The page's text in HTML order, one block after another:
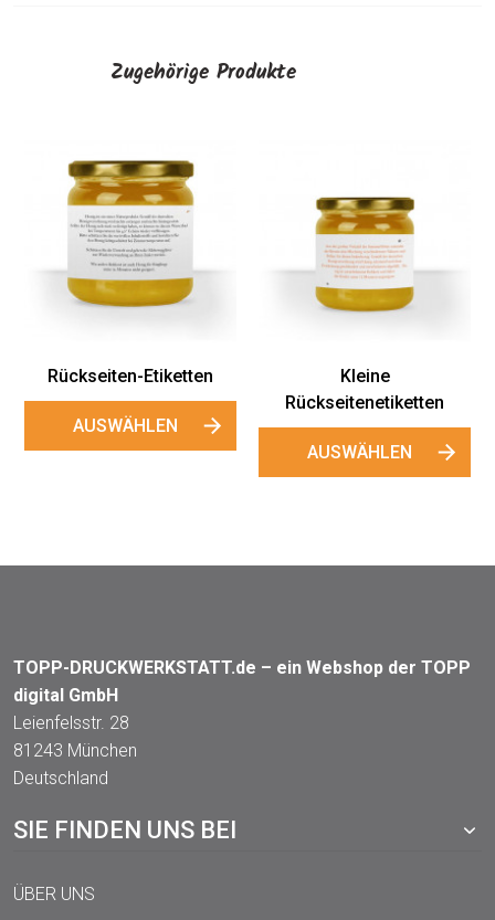
Zugehörige Produkte
Rückseiten-Etiketten
AUSWÄHLEN
Kleine
Rückseitenetiketten
AUSWÄHLEN
TOPP-DRUCKWERKSTATT.de – ein Webshop der TOPP
digital GmbH
Leienfelsstr. 28
81243 München
Deutschland
SIE FINDEN UNS BEI
ÜBER UNS